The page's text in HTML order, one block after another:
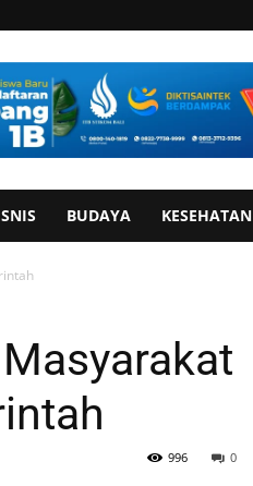
BUDAYA KESEHATAN
0
996